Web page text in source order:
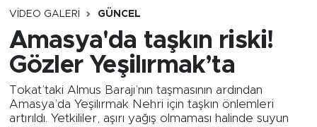
VIDEO GALERI GÜNCEL
Amasya'da taşkın riski!
Gözler Yeşilırmak’ta
Tokat’taki Almus Barajı’nın taşmasının ardından
Amasya’da Yeşilırmak Nehri için taşkın önlemleri
artırıldı. Yetkililer, aşırı yağış olmaması halinde suyun
Samsunspor
Samsun Rehberi
Samsun Hava Durumu
SAMSUN Namaz Vakitleri
Samsun Trafik Yoğunluk Haritası
Süper Lig Puan Durumu ve Fikstür